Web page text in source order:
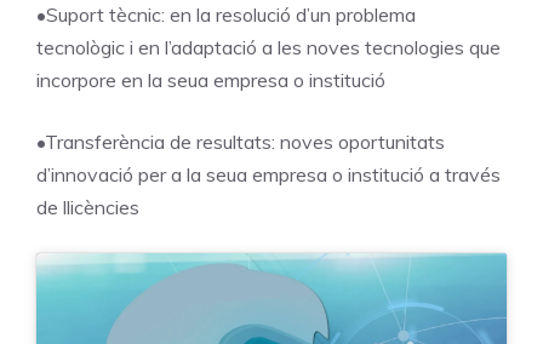
•Suport tècnic: en la resolució d’un problema
tecnològic i en l’adaptació a les noves tecnologies que
incorpore en la seua empresa o institució
•Transferència de resultats: noves oportunitats
d’innovació per a la seua empresa o institució a través
de llicències